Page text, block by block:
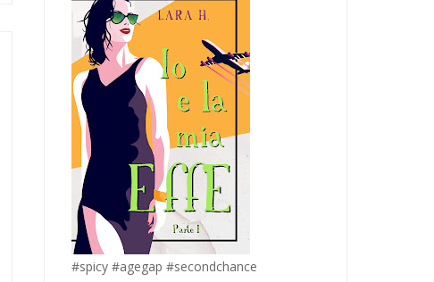
#spicy #agegap #secondchance